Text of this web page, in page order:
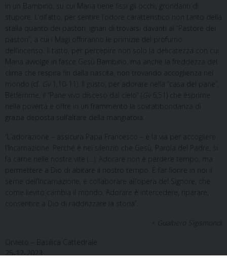
in un Bambino, su cui Maria tiene fissi gli occhi, grondanti di
stupore. L’olfatto, per sentire l’odore caratteristico non tanto della
stalla quanto dei pastori, ignari di trovarsi davanti al “Pastore dei
pastori”, a cui i Magi offriranno le primizie del profumo
dell’incenso. Il tatto, per percepire non solo la delicatezza con cui
Maria avvolge in fasce Gesù Bambino, ma anche la freddezza del
clima che respira fin dalla nascita, non trovando accoglienza nel
mondo (cf.
Gv
1,10-11). Il gusto, per adorare nella “casa del pane”,
Betlemme, il “Pane vivo disceso dal cielo” (
Gv
6,51) che esprime
nella povertà e offre in un frammento la sovrabbondanza di
grazia deposta sull’altare della mangiatoia.
“L’adorazione – assicura Papa Francesco – è la via per accogliere
l’Incarnazione. Perché è nel silenzio che Gesù, Parola del Padre, si
fa carne nelle nostre vite (…). Adorare non è perdere tempo, ma
permettere a Dio di abitare il nostro tempo. È far fiorire in noi il
seme dell’Incarnazione, è collaborare all’opera del Signore, che
come lievito cambia il mondo. Adorare è intercedere, riparare,
consentire a Dio di raddrizzare la storia”.
+ Gualtiero Sigismondi
Orvieto – Basilica Cattedrale
25-12-2023